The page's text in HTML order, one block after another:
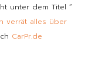
unter dem Titel “
verrät alles über
CarPr.de